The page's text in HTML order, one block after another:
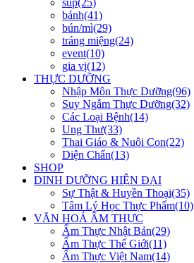
súp(25)
bánh(41)
bún/mì(29)
tráng miệng(24)
event(10)
gia vị(12)
THỰC DƯỠNG
Nhập Môn Thực Dưỡng(96)
Suy Ngẫm Thực Dưỡng(32)
Các Loại Bệnh(14)
Ung Thư(33)
Thai Giáo & Nuôi Con(22)
Diện Chẩn(13)
SHOP
DINH DƯỠNG HIỆN ĐẠI
Sự Thật & Huyền Thoại(35)
Tâm Lý Học Thực Phẩm(10)
VĂN HOÁ ẨM THỰC
Ẩm Thực Nhật Bản(29)
Ẩm Thực Thế Giới(11)
Ẩm Thực Việt Nam(14)